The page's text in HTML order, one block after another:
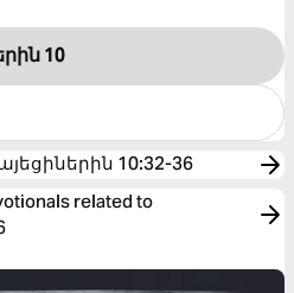
10
10:32-36
related to